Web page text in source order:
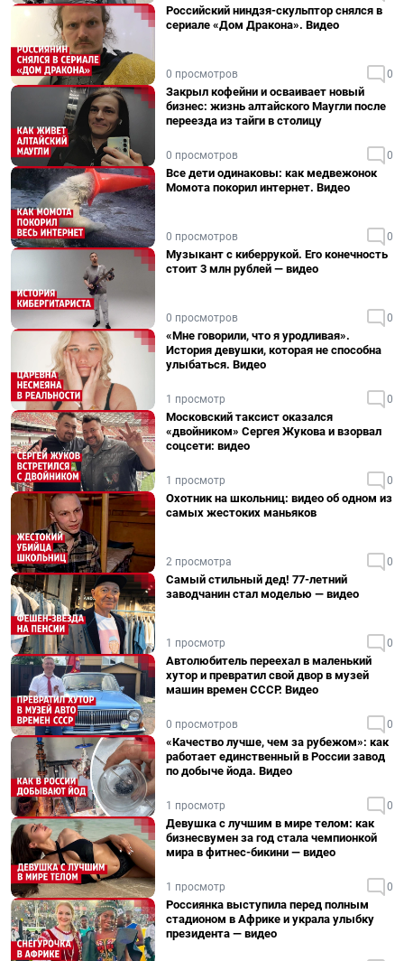
Российский ниндзя-скульптор снялся в
сериале «Дом Дракона». Видео
0 просмотров 0
Закрыл кофейни и осваивает новый
бизнес: жизнь алтайского Маугли после
переезда из тайги в столицу
0 просмотров 0
Все дети одинаковы: как медвежонок
Момота покорил интернет. Видео
0 просмотров 0
Музыкант с киберрукой. Его конечность
стоит 3 млн рублей — видео
0 просмотров 0
«Мне говорили, что я уродливая».
История девушки, которая не способна
улыбаться. Видео
1 просмотр 0
Московский таксист оказался
«двойником» Сергея Жукова и взорвал
соцсети: видео
1 просмотр 0
Охотник на школьниц: видео об одном из
самых жестоких маньяков
2 просмотра 0
Самый стильный дед! 77-летний
заводчанин стал моделью — видео
1 просмотр 0
Автолюбитель переехал в маленький
хутор и превратил свой двор в музей
машин времен СССР. Видео
0 просмотров 0
«Качество лучше, чем за рубежом»: как
работает единственный в России завод
по добыче йода. Видео
1 просмотр 0
Девушка с лучшим в мире телом: как
бизнесвумен за год стала чемпионкой
мира в фитнес-бикини — видео
1 просмотр 0
Россиянка выступила перед полным
стадионом в Африке и украла улыбку
президента — видео